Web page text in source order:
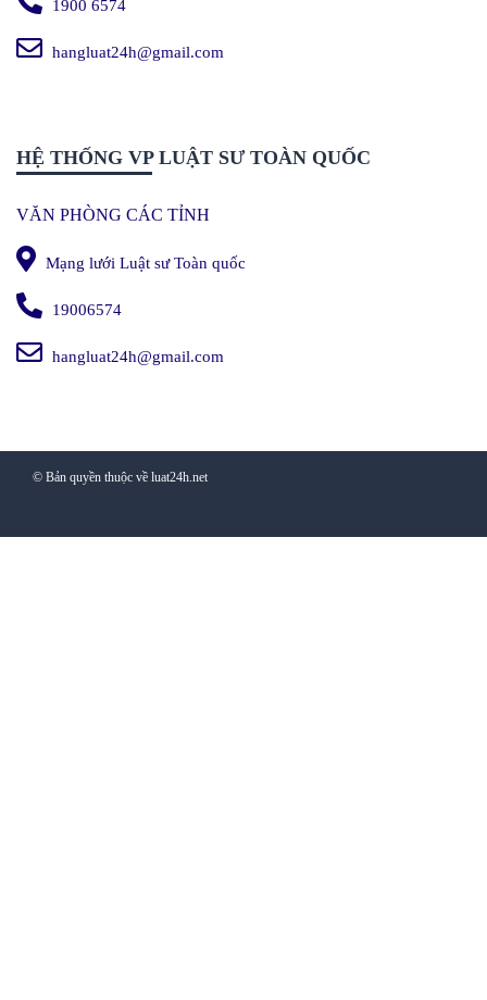
1900 6574
hangluat24h@gmail.com
HỆ THỐNG VP LUẬT SƯ TOÀN QUỐC
VĂN PHÒNG CÁC TỈNH
Mạng lưới Luật sư Toàn quốc
19006574
hangluat24h@gmail.com
© Bản quyền thuộc về luat24h.net